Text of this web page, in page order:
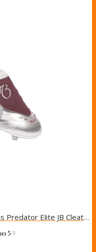
Бутсы Jude Bellingham x adidas Predator Elite JB Cleats “Silver Metallic Legacy Burgundy”
из 5 0